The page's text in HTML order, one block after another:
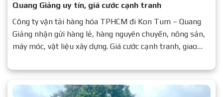
Quang Giảng uy tín, giá cước cạnh tranh
Công ty vận tải hàng hóa TPHCM đi Kon Tum – Quang
Giảng nhận gửi hàng lẻ, hàng nguyên chuyến, nông sản,
máy móc, vật liệu xây dựng. Giá cước cạnh tranh, giao